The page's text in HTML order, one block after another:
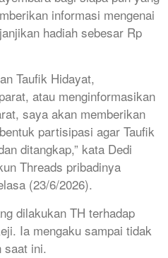
informasi mengenai
hadiah sebesar Rp
Taufik Hidayat,
atau menginformasikan
saya akan memberikan
partisipasi agar Taufik
ditangkap,” kata Dedi
Threads pribadinya
(23/6/2026).
dilakukan TH terhadap
Ia mengaku sampai tidak
saat ini.